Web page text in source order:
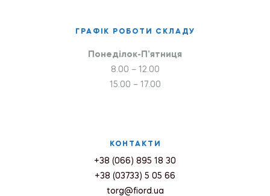
ГРАФІК РОБОТИ СКЛАДУ
Понеділок-П’ятниця
8.00 – 12.00
15.00 – 17.00
КОНТАКТИ
+38 (066) 895 18 30
+38 (03733) 5 05 66
torg@fiord.ua